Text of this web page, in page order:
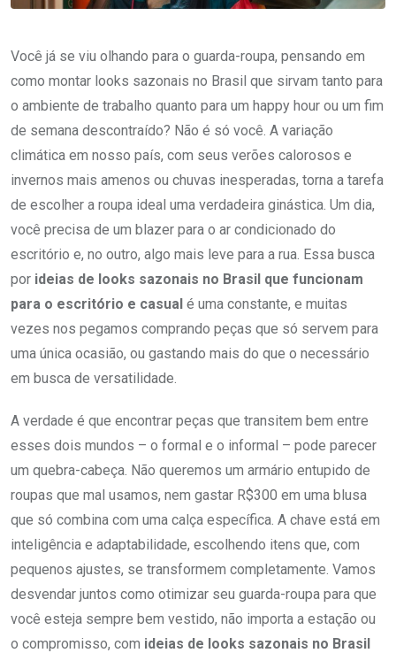
Você já se viu olhando para o guarda-roupa, pensando em
como montar looks sazonais no Brasil que sirvam tanto para
o ambiente de trabalho quanto para um happy hour ou um fim
de semana descontraído? Não é só você. A variação
climática em nosso país, com seus verões calorosos e
invernos mais amenos ou chuvas inesperadas, torna a tarefa
de escolher a roupa ideal uma verdadeira ginástica. Um dia,
você precisa de um blazer para o ar condicionado do
escritório e, no outro, algo mais leve para a rua. Essa busca
por ideias de looks sazonais no Brasil que funcionam
para o escritório e casual é uma constante, e muitas
vezes nos pegamos comprando peças que só servem para
uma única ocasião, ou gastando mais do que o necessário
em busca de versatilidade.
A verdade é que encontrar peças que transitem bem entre
esses dois mundos – o formal e o informal – pode parecer
um quebra-cabeça. Não queremos um armário entupido de
roupas que mal usamos, nem gastar R$300 em uma blusa
que só combina com uma calça específica. A chave está em
inteligência e adaptabilidade, escolhendo itens que, com
pequenos ajustes, se transformem completamente. Vamos
desvendar juntos como otimizar seu guarda-roupa para que
você esteja sempre bem vestido, não importa a estação ou
o compromisso, com ideias de looks sazonais no Brasil